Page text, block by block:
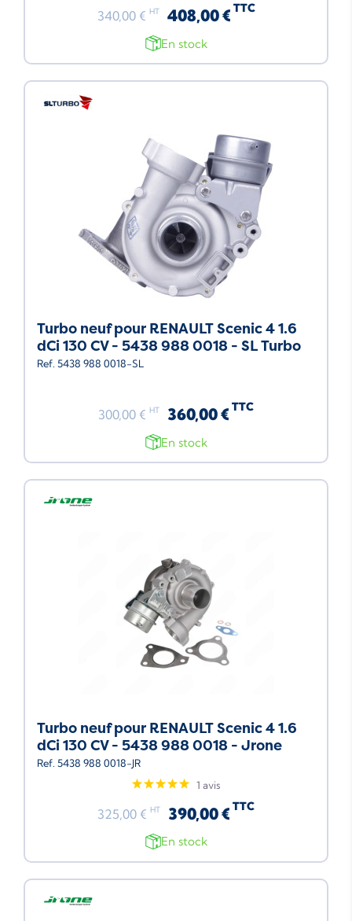
340,00 € HT 408,00 € TTC
En stock
Turbo neuf pour RENAULT Scenic 4 1.6
dCi 130 CV - 5438 988 0018 - SL Turbo
Ref. 5438 988 0018-SL
300,00 € HT 360,00 € TTC
En stock
Neuf
Turbo neuf pour RENAULT Scenic 4 1.6
dCi 130 CV - 5438 988 0018 - Jrone
Ref. 5438 988 0018-JR
1 avis
325,00 € HT 390,00 € TTC
En stock
Neuf